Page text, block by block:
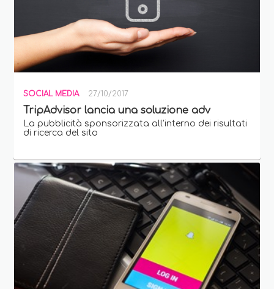
SOCIAL MEDIA 27/10/2017
TripAdvisor lancia una soluzione adv
La pubblicità sponsorizzata all’interno dei risultati
di ricerca del sito